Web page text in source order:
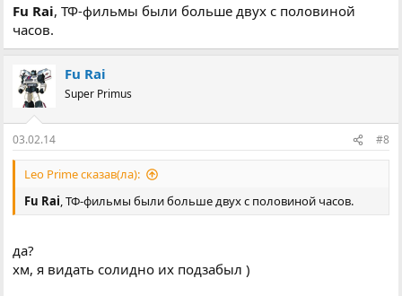
Fu Rai, ТФ-фильмы были больше двух с половиной
часов.
Fu Rai
Super Primus
03.02.14 #8
Leo Prime сказав(ла):
Fu Rai, ТФ-фильмы были больше двух с половиной часов.
да?
хм, я видать солидно их подзабыл )